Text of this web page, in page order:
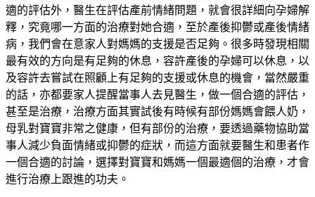
適的評估外，醫生在評估產前情緒問題，就會很詳細向孕婦解
釋，究竟哪一方面的治療對她合適，至於產後抑鬱或產後情緒
病，我們會在意家人對媽媽的支援是否足夠。很多時發現相關
最有效的方向是有足夠的休息，容許產後的孕婦可以休息，以
及容許去嘗試在照顧上有足夠的支援或休息的機會，當然嚴重
的話，亦都要家人提醒當事人去見醫生，做一個合適的評估，
甚至是治療，治療方面其實試後有時候有部份媽媽會餵人奶，
母乳對寶寶非常之健康，但有部份的治療，要透過藥物協助當
事人減少負面情緒或抑鬱的症狀，而這方面就要醫生和患者作
一個合適的討論，選擇對寶寶和媽媽一個最適個的治療，才會
進行治療上跟進的功夫。